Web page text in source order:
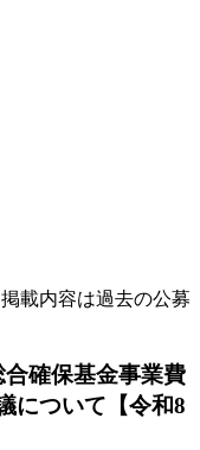
掲載内容は過去の公募
確保基金事業費
について【令和8